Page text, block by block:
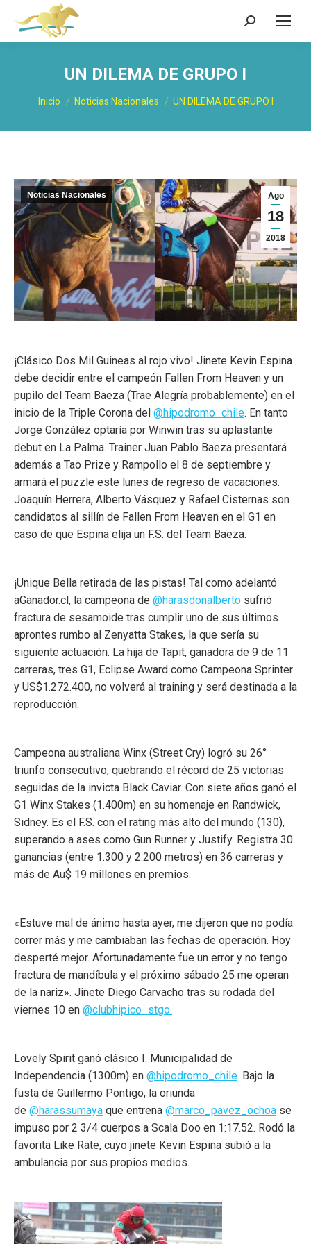
Buscar:
UN DILEMA DE GRUPO I
Estás aquí:
Inicio Noticias Nacionales UN DILEMA DE GRUPO I
Ago
18
2018
Noticias Nacionales
¡Clásico Dos Mil Guineas al rojo vivo! Jinete Kevin Espina
debe decidir entre el campeón Fallen From Heaven y un
pupilo del Team Baeza (Trae Alegría probablemente) en el
inicio de la Triple Corona del @hipodromo_chile. En tanto
Jorge González optaría por Winwin tras su aplastante
debut en La Palma. Trainer Juan Pablo Baeza presentará
además a Tao Prize y Rampollo el 8 de septiembre y
armará el puzzle este lunes de regreso de vacaciones.
Joaquín Herrera, Alberto Vásquez y Rafael Cisternas son
candidatos al sillín de Fallen From Heaven en el G1 en
caso de que Espina elija un F.S. del Team Baeza.
¡Unique Bella retirada de las pistas! Tal como adelantó
aGanador.cl, la campeona de @harasdonalberto sufrió
fractura de sesamoide tras cumplir uno de sus últimos
aprontes rumbo al Zenyatta Stakes, la que sería su
siguiente actuación. La hija de Tapit, ganadora de 9 de 11
carreras, tres G1, Eclipse Award como Campeona Sprinter
y US$1.272.400, no volverá al training y será destinada a la
reproducción.
Campeona australiana Winx (Street Cry) logró su 26°
triunfo consecutivo, quebrando el récord de 25 victorias
seguidas de la invicta Black Caviar. Con siete años ganó el
G1 Winx Stakes (1.400m) en su homenaje en Randwick,
Sidney. Es el F.S. con el rating más alto del mundo (130),
superando a ases como Gun Runner y Justify. Registra 30
ganancias (entre 1.300 y 2.200 metros) en 36 carreras y
más de Au$ 19 millones en premios.
«Estuve mal de ánimo hasta ayer, me dijeron que no podía
correr más y me cambiaban las fechas de operación. Hoy
desperté mejor. Afortunadamente fue un error y no tengo
fractura de mandíbula y el próximo sábado 25 me operan
de la nariz». Jinete Diego Carvacho tras su rodada del
viernes 10 en @clubhipico_stgo.
Lovely Spirit ganó clásico I. Municipalidad de
Independencia (1300m) en @hipodromo_chile. Bajo la
fusta de Guillermo Pontigo, la oriunda
de @harassumaya que entrena @marco_pavez_ochoa se
impuso por 2 3/4 cuerpos a Scala Doo en 1:17.52. Rodó la
favorita Like Rate, cuyo jinete Kevin Espina subió a la
ambulancia por sus propios medios.